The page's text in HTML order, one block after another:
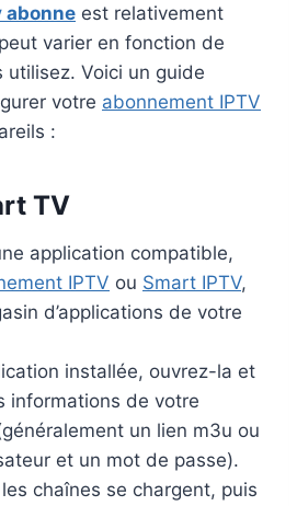
abonne est relativement
varier en fonction de
utilisez. Voici un guide
votre abonnement IPTV
:
TV
application compatible,
IPTV ou Smart IPTV,
d’applications de votre
installée, ouvrez-la et
informations de votre
un lien m3u ou
et un mot de passe).
chaînes se chargent, puis